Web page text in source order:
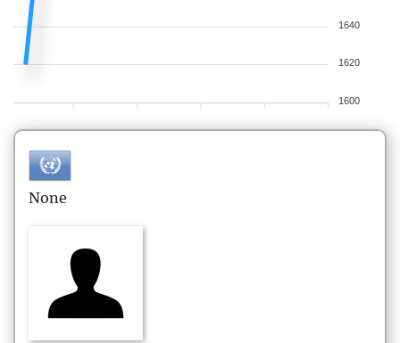
1640
1620
1600
None